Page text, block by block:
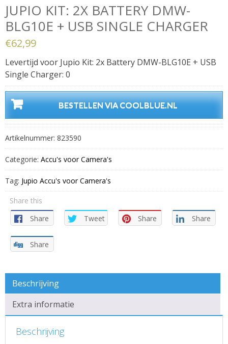
JUPIO KIT: 2X BATTERY DMW-
BLG10E + USB SINGLE CHARGER
€62,99
Levertijd voor Jupio Kit: 2x Battery DMW-BLG10E + USB
Single Charger: 0
BESTELLEN VIA COOLBLUE.NL
Artikelnummer: 823590
Categorie: Accu's voor Camera's
Tag: Jupio Accu's voor Camera's
Share this
Share
Tweet Share Share
Share
Beschrijving
Extra informatie
Beschrijving